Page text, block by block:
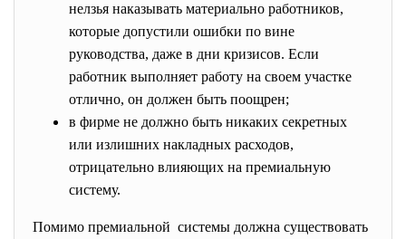
нелзья наказывать материально работников,
которые допустили ошибки по вине
руководства, даже в дни кризисов. Если
работник выполняет работу на своем участке
отлично, он должен быть поощрен;
в фирме не должно быть никаких секретных
или излишних накладных расходов,
отрицательно влияющих на премиальную
систему.
Помимо премиальной системы должна существовать